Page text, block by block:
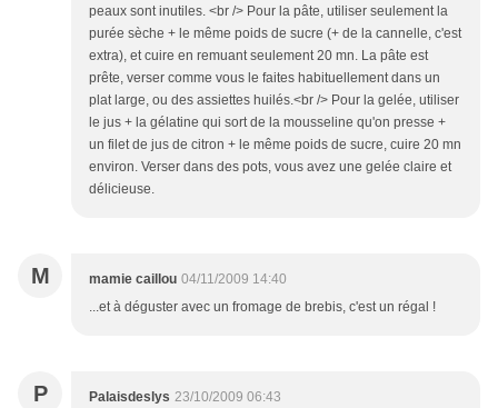
peaux sont inutiles. <br /> Pour la pâte, utiliser seulement la
purée sèche + le même poids de sucre (+ de la cannelle, c'est
extra), et cuire en remuant seulement 20 mn. La pâte est
prête, verser comme vous le faites habituellement dans un
plat large, ou des assiettes huilés.<br /> Pour la gelée, utiliser
le jus + la gélatine qui sort de la mousseline qu'on presse +
un filet de jus de citron + le même poids de sucre, cuire 20 mn
environ. Verser dans des pots, vous avez une gelée claire et
délicieuse.
M mamie caillou 04/11/2009 14:40
...et à déguster avec un fromage de brebis, c'est un régal !
P Palaisdeslys 23/10/2009 06:43